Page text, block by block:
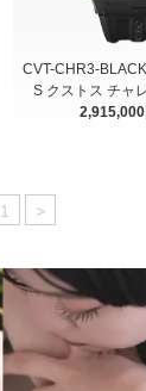
CVT-CHR3-
S クストス チャ
1 >